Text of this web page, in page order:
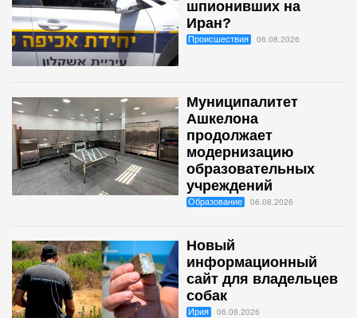
шпионивших на
Иран?
Происшествия 06.08.2026
Муниципалитет
Ашкелона
продолжает
модернизацию
образовательных
учреждений
Образование 06.08.2026
Новый
информационный
сайт для владельцев
собак
Ирия 06.08.2026